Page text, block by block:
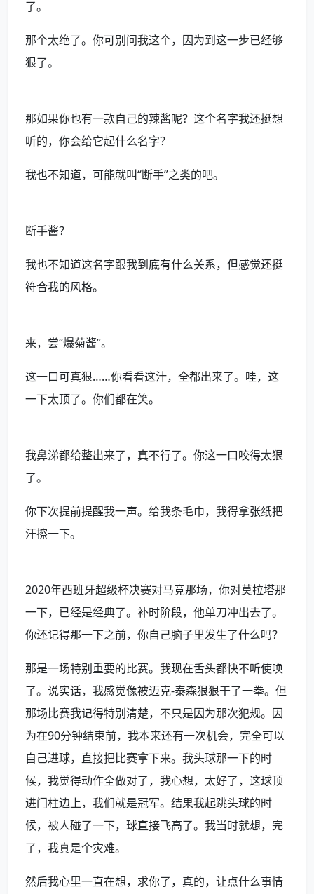
了。
那个太绝了。你可别问我这个，因为到这一步已经够
狠了。
那如果你也有一款自己的辣酱呢？这个名字我还挺想
听的，你会给它起什么名字？
我也不知道，可能就叫“断手”之类的吧。
断手酱？
我也不知道这名字跟我到底有什么关系，但感觉还挺
符合我的风格。
来，尝“爆菊酱”。
这一口可真狠……你看看这汁，全都出来了。哇，这
一下太顶了。你们都在笑。
我鼻涕都给整出来了，真不行了。你这一口咬得太狠
了。
你下次提前提醒我一声。给我条毛巾，我得拿张纸把
汗擦一下。
2020年西班牙超级杯决赛对马竞那场，你对莫拉塔那
一下，已经是经典了。补时阶段，他单刀冲出去了。
你还记得那一下之前，你自己脑子里发生了什么吗？
那是一场特别重要的比赛。我现在舌头都快不听使唤
了。说实话，我感觉像被迈克-泰森狠狠干了一拳。但
那场比赛我记得特别清楚，不只是因为那次犯规。因
为在90分钟结束前，我本来还有一次机会，完全可以
自己进球，直接把比赛拿下来。我头球那一下的时
候，我觉得动作全做对了，我心想，太好了，这球顶
进门柱边上，我们就是冠军。结果我起跳头球的时
候，被人碰了一下，球直接飞高了。我当时就想，完
了，我真是个灾难。
然后我心里一直在想，求你了，真的，让点什么事情